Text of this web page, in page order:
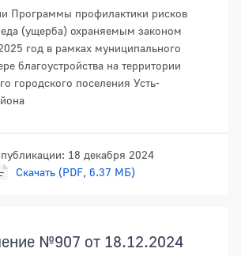
Программы профилактики рисков
(ущерба) охраняемым законом
год в рамках муниципального
благоустройства на территории
городского поселения Усть-
18 декабря 2024
Скачать (PDF, 6.37 МБ)
№907 от 18.12.2024